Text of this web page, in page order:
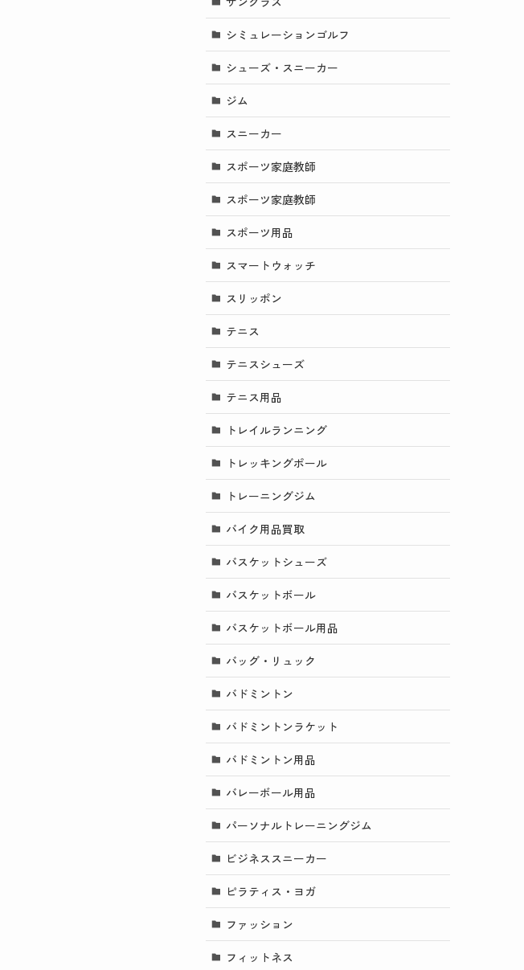
シミュレーションゴルフ
シューズ・スニーカー
ジム
スニーカー
スポーツ家庭教師
スポーツ家庭教師
スポーツ用品
スマートウォッチ
スリッポン
テニス
テニスシューズ
テニス用品
トレイルランニング
トレッキングポール
トレーニングジム
バイク用品買取
バスケットシューズ
バスケットボール
バスケットボール用品
バッグ・リュック
バドミントン
バドミントンラケット
バドミントン用品
バレーボール用品
パーソナルトレーニングジム
ビジネススニーカー
ピラティス・ヨガ
ファッション
フィットネス